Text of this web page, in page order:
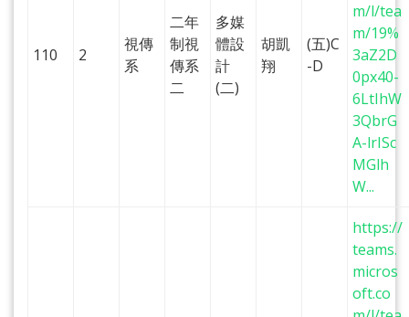
110 2
視傳
系
二年
制視
傳系
二
多媒
體設
計
(二)
胡凱
翔
(五)C
-D
m/l/tea
m/19%
3aZ2D
0px40-
6LtIhW
3QbrG
A-lrISc
MGlh
W...
https://
teams.
micros
oft.co